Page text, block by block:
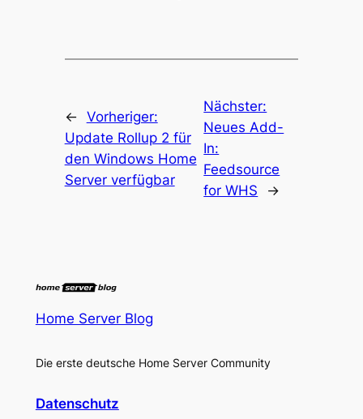
← Vorheriger:
Update Rollup 2 für
den Windows Home
Server verfügbar
Nächster:
Neues Add-
In:
Feedsource
for WHS
→
Home Server Blog
Die erste deutsche Home Server Community
Datenschutz